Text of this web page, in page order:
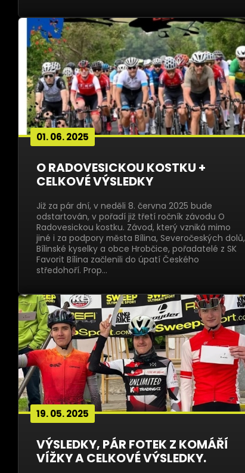
01. 06. 2025
O RADOVESICKOU KOSTKU +
CELKOVÉ VÝSLEDKY
Již za pár dní, v neděli 8. června 2025 bude
odstartován, v pořadí již třetí ročník závodu O
Radovesickou kostku. Závod, který vzniká mimo
jiné i za podpory města Bílina, Severočeských dolů,
Bílinské kyselky a obce Hrobčice, pořadatelé z SK
Favorit Bílina začlenili do úpatí Českého
středohoří. Prop…
19. 05. 2025
VÝSLEDKY, PÁR FOTEK Z KOMÁŘÍ
VÍŽKY A CELKOVÉ VÝSLEDKY.